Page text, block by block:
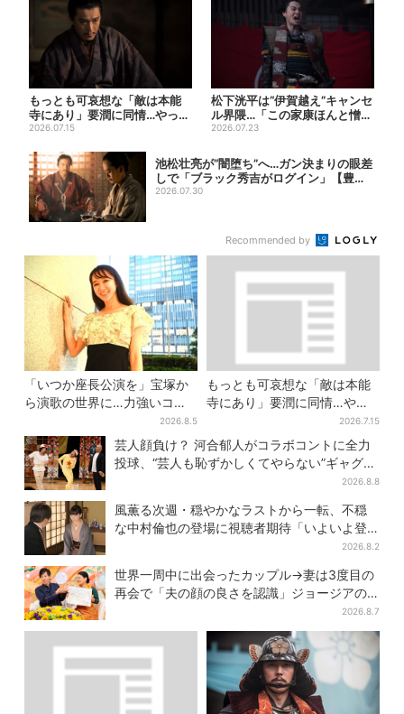
もっとも可哀想な「敵は本能
寺にあり」要潤に同情…やって
ない“毒殺”、元上司の裏切...
2026.07.15
松下洸平は“伊賀越え”キャンセ
ル界隈…「この家康ほんと憎た
らしいな」【豊臣兄弟】
2026.07.23
池松壮亮が“闇堕ち”へ…ガン決まりの眼差
しで「ブラック秀吉がログイン」【豊臣
兄弟...
2026.07.30
Recommended by
「いつか座長公演を」宝塚か
ら演歌の世界に…力強いコブ
シで聴かせる有沙瞳の目指す
道とは
2026.8.5
もっとも可哀想な「敵は本能
寺にあり」要潤に同情…やっ
てない“毒殺”、元上司の裏切
り【豊臣兄弟】
2026.7.15
芸人顔負け？ 河合郁人がコラボコントに全力
投球、“芸人も恥ずかしくてやらない”ギャグに
2026.8.8
風薫る次週・穏やかなラストから一転、不穏
な中村倫也の登場に視聴者期待「いよいよ登
2026.8.2
世界一周中に出会ったカップル→妻は3度目の
再会で「夫の顔の良さを認識」ジョージアの
2026.8.7